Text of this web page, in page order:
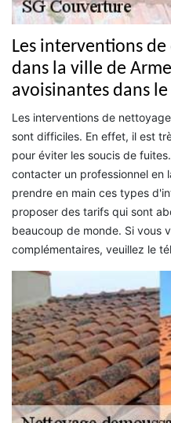
Les interventions
dans la ville de
avoisinantes dans
Les interventions de
sont difficiles. En effet, il est
pour éviter les soucis de
contacter un professionnel en
prendre en main ces types
proposer des tarifs qui sont
beaucoup de monde. Si vous
complémentaires, veuillez le